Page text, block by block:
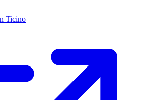
Ticino